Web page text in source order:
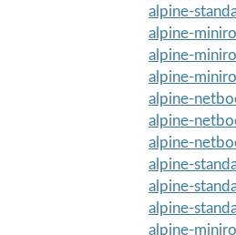
alpine-
alpine-
alpine-
alpine-
alpine-
alpine-
alpine-
alpine-
alpine-
alpine-
alpine-